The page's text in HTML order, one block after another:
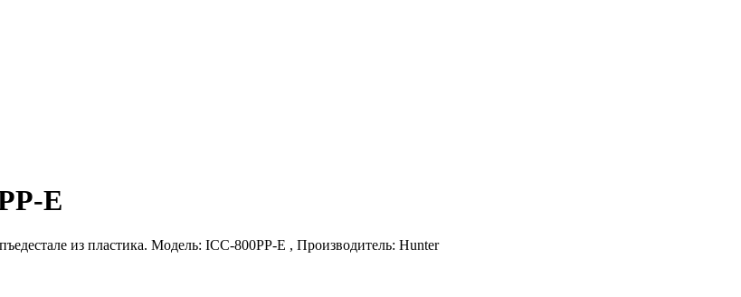
E
из пластика. Модель: ICC-800PP-E , Производитель: Hunter